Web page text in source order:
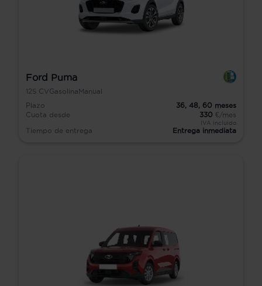
Ford Puma
125 CVGasolinaManual
Plazo
36, 48, 60 meses
Cuota desde
330 €/mes
IVA incluido
Tiempo de entrega Entrega inmediata